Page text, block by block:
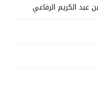
عبد الكريم الرفاعي